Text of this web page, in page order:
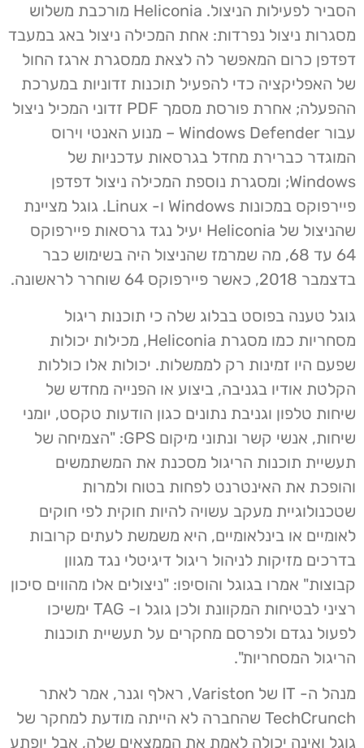
הסביר לפעילות הניצול. Heliconia מורכבת משלוש
מסגרות ניצול נפרדות: אחת המכילה ניצול באג במעבד
דפדפן כרום המאפשר לה לצאת ממסגרת ארגז החול
של האפליקציה כדי להפעיל תוכנות זדוניות במערכת
ההפעלה; אחרת פורסת מסמך PDF זדוני המכיל ניצול
עבור Windows Defender – מנוע האנטי וירוס
המוגדר כברירת מחדל בגרסאות עדכניות של
Windows; ומסגרת נוספת המכילה ניצול דפדפן
פיירפוקס במכונות Windows ו- Linux. גוגל מציינת
שהניצול של Heliconia יעיל נגד גרסאות פיירפוקס
64 עד 68, מה שמרמז שהניצול היה בשימוש כבר
בדצמבר 2018, כאשר פיירפוקס 64 שוחרר לראשונה.
גוגל טענה בפוסט בבלוג שלה כי תוכנות ריגול
מסחריות כמו מסגרת Heliconia, מכילות יכולות
שפעם היו זמינות רק לממשלות. יכולות אלו כוללות
הקלטת אודיו בגניבה, ביצוע או הפנייה מחדש של
שיחות טלפון וגניבת נתונים כגון הודעות טקסט, יומני
שיחות, אנשי קשר ונתוני מיקום GPS: "הצמיחה של
תעשיית תוכנות הריגול מסכנת את המשתמשים
והופכת את האינטרנט לפחות בטוח ולמרות
שטכנולוגיית מעקב עשויה להיות חוקית לפי חוקים
לאומיים או בינלאומיים, היא משמשת לעתים קרובות
בדרכים מזיקות לניהול ריגול דיגיטלי נגד מגוון
קבוצות" אמרו בגוגל והוסיפו: "ניצולים אלו מהווים סיכון
רציני לבטיחות המקוונת ולכן גוגל ו- TAG ימשיכו
לפעול נגדם ולפרסם מחקרים על תעשיית תוכנות
הריגול המסחריות".
מנהל ה- IT של Variston, ראלף וגנר, אמר לאתר
TechCrunch שהחברה לא הייתה מודעת למחקר של
גוגל ואינה יכולה לאמת את הממצאים שלה, אבל יופתע